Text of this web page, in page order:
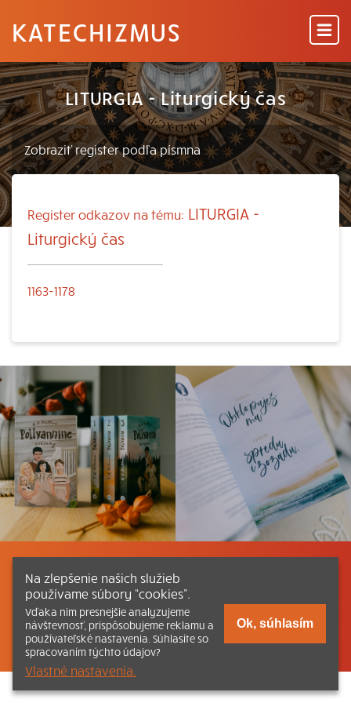
KATECHIZMUS
LITURGIA - Liturgický čas
Register odkazov na tému: LITURGIA -
Liturgický čas
1163-1178
Listovať Obsah Dokumenty a články
Kontakt Tlačená verzia Katechizmu
© 2026 katechizmus.sk |Všetky práva vyhradené
funguje aj vďaka kresťanskému kníhkupectvu
Na zlepšenie našich služieb
používame súbory “cookies”.
Vďaka nim presnejšie analyzujeme
návštevnosť, prispôsobujeme reklamu a
používateľské nastavenia. Súhlasíte so
spracovaním týchto údajov?
Vlastné nastavenia.
Ok, súhlasím